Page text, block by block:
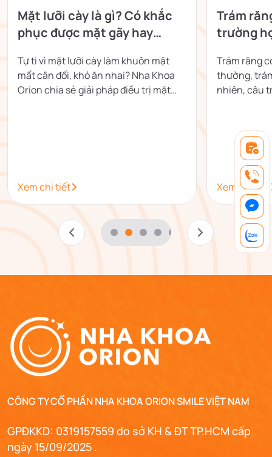
Mặt lưỡi cày là gì? Có khắc
phục được mặt gãy hay
Tự ti vì mặt lưỡi cày làm khuôn mặt
mất cân đối, khó ăn nhai? Nha Khoa
Orion chia sẻ giải pháp điều trị mặt
Xem chi tiết
Trám
trường
Trám răng
thường,
nhiên, câu
Xem chi tiết
CÔNG TY CỔ PHẦN NHA KHOA ORION SMILE VIỆT NAM
GPĐKKD: 0319157559 do sở KH & ĐT TP.HCM cấp
ngày 15/09/2025 .